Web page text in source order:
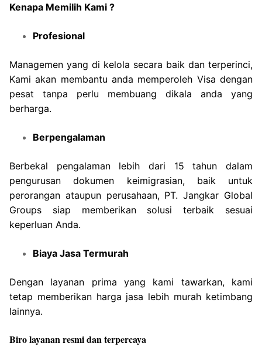
Kenapa Memilih Kami ?
Profesional
Managemen yang di kelola secara baik dan terperinci,
Kami akan membantu anda memperoleh Visa dengan
pesat tanpa perlu membuang dikala anda yang
berharga.
Berpengalaman
Berbekal pengalaman lebih dari 15 tahun dalam
pengurusan dokumen keimigrasian, baik untuk
perorangan ataupun perusahaan, PT. Jangkar Global
Groups siap memberikan solusi terbaik sesuai
keperluan Anda.
Biaya Jasa Termurah
Dengan layanan prima yang kami tawarkan, kami
tetap memberikan harga jasa lebih murah ketimbang
lainnya.
Biro layanan resmi dan terpercaya